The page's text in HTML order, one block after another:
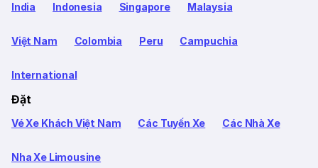
India Indonesia Singapore Malaysia
Việt Nam Colombia Peru Campuchia
International
Đặt
Vé Xe Khách Việt Nam Các Tuyến Xe Các Nhà Xe
Nha Xe Limousine